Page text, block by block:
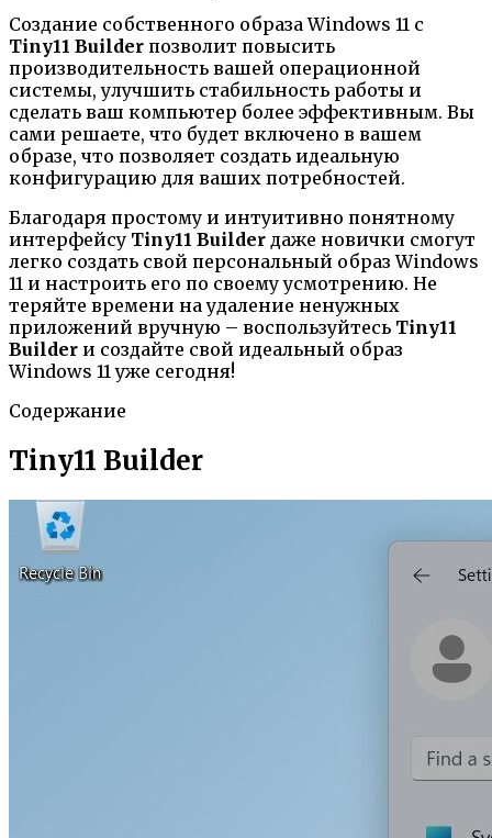
Создание собственного образа Windows 11 с
Tiny11 Builder позволит повысить
производительность вашей операционной
системы, улучшить стабильность работы и
сделать ваш компьютер более эффективным. Вы
сами решаете, что будет включено в вашем
образе, что позволяет создать идеальную
конфигурацию для ваших потребностей.
Благодаря простому и интуитивно понятному
интерфейсу Tiny11 Builder даже новички смогут
легко создать свой персональный образ Windows
11 и настроить его по своему усмотрению. Не
теряйте времени на удаление ненужных
приложений вручную – воспользуйтесь Tiny11
Builder и создайте свой идеальный образ
Windows 11 уже сегодня!
Содержание
Tiny11 Builder